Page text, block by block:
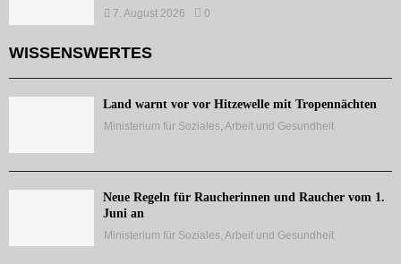
7. August 2026 0
WISSENSWERTES
Land warnt vor vor Hitzewelle mit Tropennächten
Ministerium für Soziales, Arbeit und Gesundheit
Neue Regeln für Raucherinnen und Raucher vom 1.
Juni an
Ministerium für Soziales, Arbeit und Gesundheit